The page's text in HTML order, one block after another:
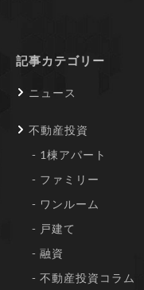
記事カテゴリー
ニュース
不動産投資
1棟アパート
ファミリー
ワンルーム
戸建て
融資
不動産投資コラム